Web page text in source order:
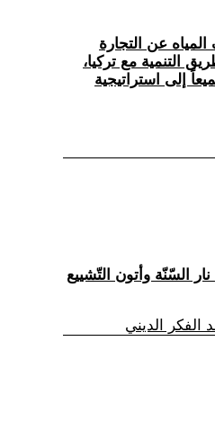
المياه عن التجارة
التنمية مع تركيا،
إلى استراتيجية
الفكر الديني